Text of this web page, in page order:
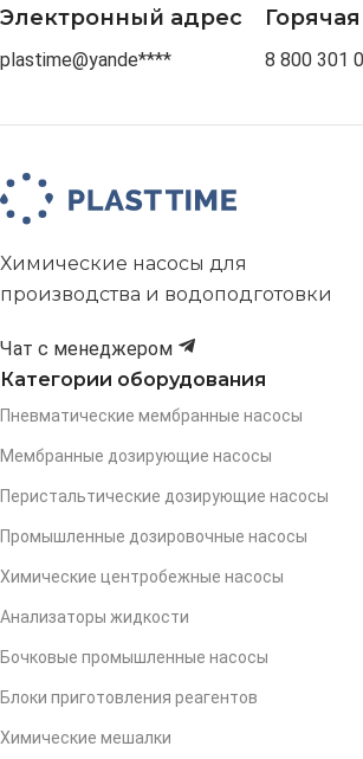
Электронный адрес
plastime@yande**** 8 800 301
Химические насосы для
производства и водоподготовки
Чат с менеджером
Категории оборудования
Пневматические мембранные насосы
Мембранные дозирующие насосы
Перистальтические дозирующие насосы
Промышленные дозировочные насосы
Химические центробежные насосы
Анализаторы жидкости
Бочковые промышленные насосы
Блоки приготовления реагентов
Химические мешалки